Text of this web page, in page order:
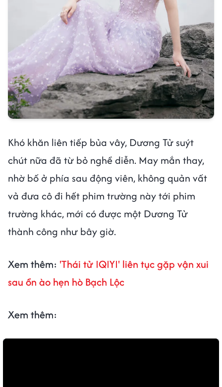
Khó khăn liên tiếp bủa vây, Dương Tử suýt
chút nữa đã từ bỏ nghề diễn. May mắn thay,
nhờ bố ở phía sau động viên, không quản vất
vả đưa cô đi hết phim trường này tới phim
trường khác, mới có được một Dương Tử
thành công như bây giờ.
Xem thêm: 'Thái tử IQIYI' liên tục gặp vận xui
sau ồn ào hẹn hò Bạch Lộc
Xem thêm: